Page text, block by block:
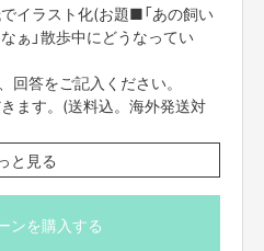
イラスト化(お題■「あの飼い
ぁ」散歩中にどうなってい
回答をご記入ください。
ます。(送料込。海外発送対
。ご了承ください。
と見る
ンを購入する